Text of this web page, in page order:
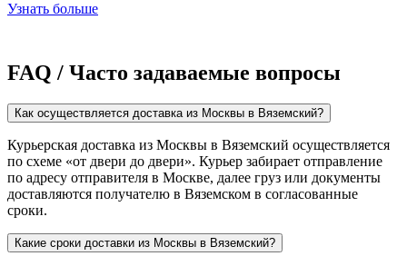
Узнать больше
FAQ / Часто задаваемые вопросы
Как осуществляется доставка из Москвы в Вяземский?
Курьерская доставка из Москвы в Вяземский осуществляется
по схеме «от двери до двери». Курьер забирает отправление
по адресу отправителя в Москве, далее груз или документы
доставляются получателю в Вяземском в согласованные
сроки.
Какие сроки доставки из Москвы в Вяземский?